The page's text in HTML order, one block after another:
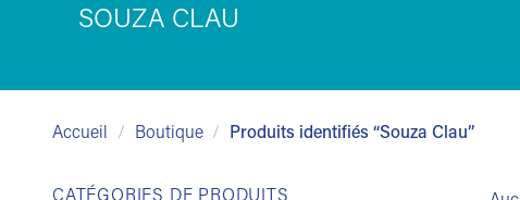
SOUZA CLAU
Accueil / Boutique / Produits identifiés “Souza Clau”